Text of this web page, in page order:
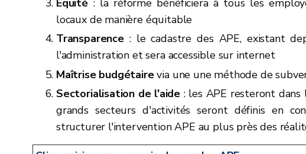
locaux de manière équitable
Transparence: le cadastre des APE, existant
l'administration et sera accessible sur internet
Maîtrise budgétairevia une une méthode de
Sectorialisation de l'aide : les APE resteront
grands secteurs d'activités seront définis en
structurer l'intervention APE au plus près des